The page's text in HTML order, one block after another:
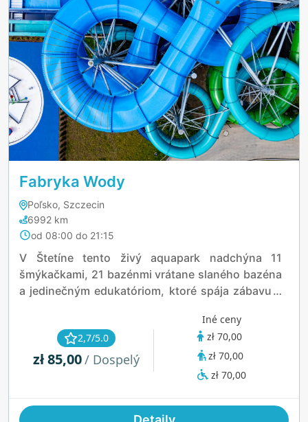
Fabryka Wody
Poľsko, Szczecin
6992 km
od 08:00 do 21:15
V Štetíne tento živý aquapark nadchýna 11
šmýkačkami, 21 bazénmi vrátane slaného bazéna
a jedinečným edukatóriom, ktoré spája zábavu a
Vulkanická sauna, a vonkajšia pláž s masážnymi
tryskami vytvárajú nezabudnuteľné chvíle.
2,7/5.0
zł 85,00/ Dospelý
Iné ceny
zł 70,00
zł 70,00
zł 70,00